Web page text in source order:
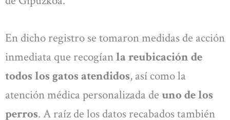
En dicho registro se tomaron medidas de acción
inmediata que recogíanla reubicación de
todos los gatos atendidos, así como la
atención médica personalizada de uno de los
perros. A raíz de los datos recabados también